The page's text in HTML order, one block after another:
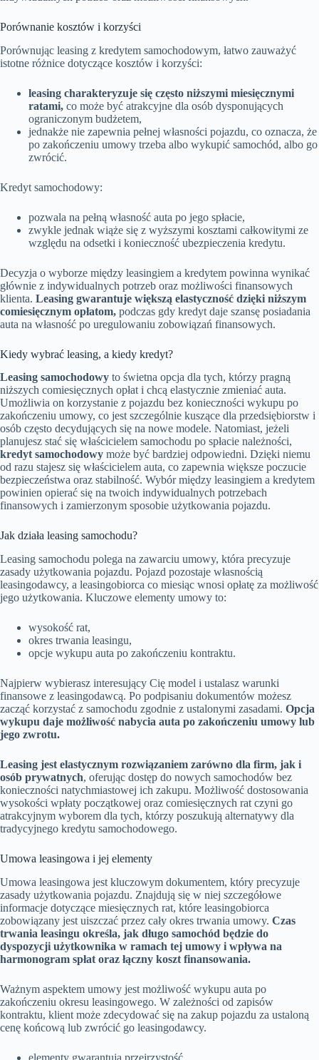
Porównanie kosztów i korzyści
Porównując leasing z kredytem samochodowym, łatwo zauważyć
istotne różnice dotyczące kosztów i korzyści:
leasing charakteryzuje się często niższymi miesięcznymi
ratami, co może być atrakcyjne dla osób dysponujących
ograniczonym budżetem,
jednakże nie zapewnia pełnej własności pojazdu, co oznacza, że
po zakończeniu umowy trzeba albo wykupić samochód, albo go
zwrócić.
Kredyt samochodowy:
pozwala na pełną własność auta po jego spłacie,
zwykle jednak wiąże się z wyższymi kosztami całkowitymi ze
względu na odsetki i konieczność ubezpieczenia kredytu.
Decyzja o wyborze między leasingiem a kredytem powinna wynikać
głównie z indywidualnych potrzeb oraz możliwości finansowych
klienta. Leasing gwarantuje większą elastyczność dzięki niższym
comiesięcznym opłatom, podczas gdy kredyt daje szansę posiadania
auta na własność po uregulowaniu zobowiązań finansowych.
Kiedy wybrać leasing, a kiedy kredyt?
Leasing samochodowy to świetna opcja dla tych, którzy pragną
niższych comiesięcznych opłat i chcą elastycznie zmieniać auta.
Umożliwia on korzystanie z pojazdu bez konieczności wykupu po
zakończeniu umowy, co jest szczególnie kuszące dla przedsiębiorstw i
osób często decydujących się na nowe modele. Natomiast, jeżeli
planujesz stać się właścicielem samochodu po spłacie należności,
kredyt samochodowy może być bardziej odpowiedni. Dzięki niemu
od razu stajesz się właścicielem auta, co zapewnia większe poczucie
bezpieczeństwa oraz stabilność. Wybór między leasingiem a kredytem
powinien opierać się na twoich indywidualnych potrzebach
finansowych i zamierzonym sposobie użytkowania pojazdu.
Jak działa leasing samochodu?
Leasing samochodu polega na zawarciu umowy, która precyzuje
zasady użytkowania pojazdu. Pojazd pozostaje własnością
leasingodawcy, a leasingobiorca co miesiąc wnosi opłatę za możliwość
jego użytkowania. Kluczowe elementy umowy to:
wysokość rat,
okres trwania leasingu,
opcje wykupu auta po zakończeniu kontraktu.
Najpierw wybierasz interesujący Cię model i ustalasz warunki
finansowe z leasingodawcą. Po podpisaniu dokumentów możesz
zacząć korzystać z samochodu zgodnie z ustalonymi zasadami. Opcja
wykupu daje możliwość nabycia auta po zakończeniu umowy lub
jego zwrotu.
Leasing jest elastycznym rozwiązaniem zarówno dla firm, jak i
osób prywatnych, oferując dostęp do nowych samochodów bez
konieczności natychmiastowej ich zakupu. Możliwość dostosowania
wysokości wpłaty początkowej oraz comiesięcznych rat czyni go
atrakcyjnym wyborem dla tych, którzy poszukują alternatywy dla
tradycyjnego kredytu samochodowego.
Umowa leasingowa i jej elementy
Umowa leasingowa jest kluczowym dokumentem, który precyzuje
zasady użytkowania pojazdu. Znajdują się w niej szczegółowe
informacje dotyczące miesięcznych rat, które leasingobiorca
zobowiązany jest uiszczać przez cały okres trwania umowy. Czas
trwania leasingu określa, jak długo samochód będzie do
dyspozycji użytkownika w ramach tej umowy i wpływa na
harmonogram spłat oraz łączny koszt finansowania.
Ważnym aspektem umowy jest możliwość wykupu auta po
zakończeniu okresu leasingowego. W zależności od zapisów
kontraktu, klient może zdecydować się na zakup pojazdu za ustaloną
cenę końcową lub zwrócić go leasingodawcy.
elementy gwarantują przejrzystość,